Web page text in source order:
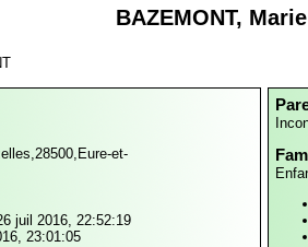
BAZEMONT,
et-
juil 2016, 22:52:19
23:01:05